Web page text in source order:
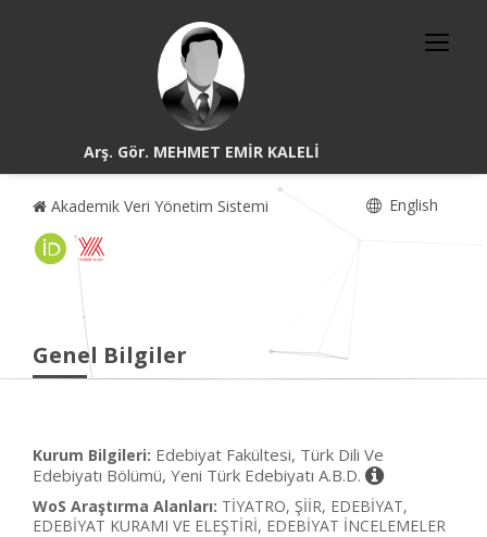
Arş. Gör. MEHMET EMİR KALELİ
Akademik Veri Yönetim Sistemi English
Genel Bilgiler
Kurum Bilgileri: Edebiyat Fakültesi, Türk Dili Ve
Edebiyatı Bölümü, Yeni Türk Edebiyatı A.B.D.
WoS Araştırma Alanları: TİYATRO, ŞİİR, EDEBİYAT,
EDEBİYAT KURAMI VE ELEŞTİRİ, EDEBİYAT İNCELEMELER